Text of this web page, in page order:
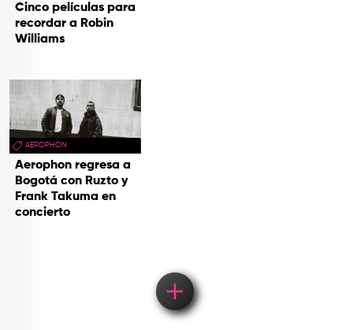
Cinco películas para
recordar a Robin
Williams
AEROPHON
Aerophon regresa a
Bogotá con Ruzto y
Frank Takuma en
concierto